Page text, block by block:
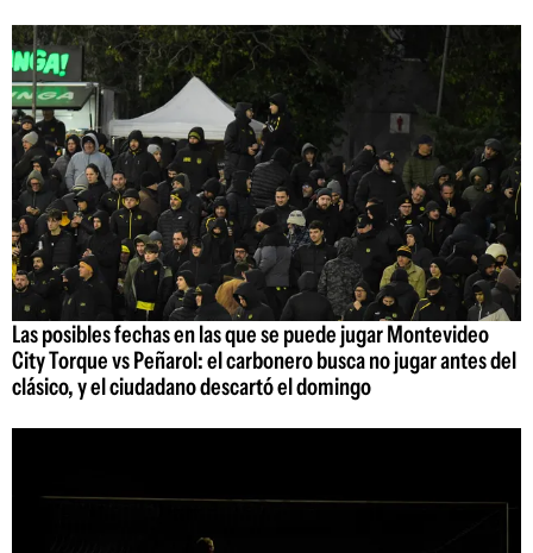
Las posibles fechas en las que se puede jugar Montevideo
City Torque vs Peñarol: el carbonero busca no jugar antes del
clásico, y el ciudadano descartó el domingo